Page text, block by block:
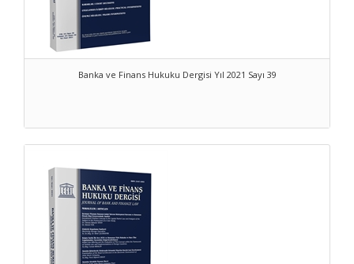
Banka ve Finans Hukuku Dergisi Yıl 2021 Sayı 39